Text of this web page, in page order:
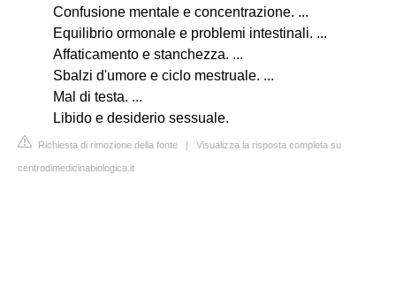
Confusione mentale e concentrazione. ...
Equilibrio ormonale e problemi intestinali. ...
Affaticamento e stanchezza. ...
Sbalzi d'umore e ciclo mestruale. ...
Mal di testa. ...
Libido e desiderio sessuale.
Richiesta di rimozione della fonte | Visualizza la risposta completa su
centrodimedicinabiologica.it